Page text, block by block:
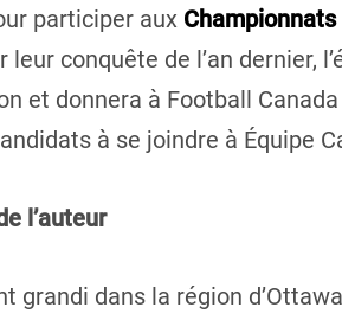
participer aux
leur conquête de l’an dernier,
et donnera à Football
à se joindre à Équipe
l’auteur
grandi dans la région